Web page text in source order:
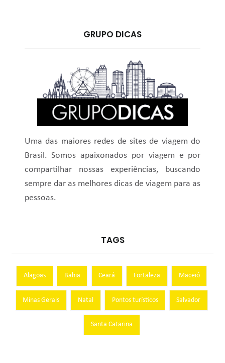
GRUPO DICAS
Uma das maiores redes de sites de viagem do
Brasil. Somos apaixonados por viagem e por
compartilhar nossas experiências, buscando
sempre dar as melhores dicas de viagem para as
pessoas.
TAGS
Alagoas Bahia Ceará Fortaleza Maceió
Minas Gerais Natal Pontos turísticos Salvador
Santa Catarina